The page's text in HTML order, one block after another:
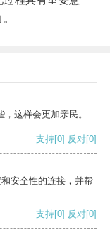
这样会更加亲民。
支持[0] 反对[0]
安全性的连接，并帮
支持[0] 反对[0]